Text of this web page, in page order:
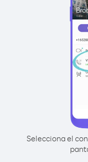
Selecciona el